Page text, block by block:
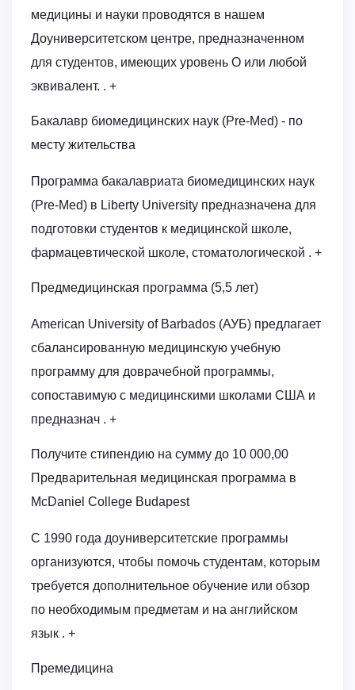
медицины и науки проводятся в нашем
Доуниверситетском центре, предназначенном
для студентов, имеющих уровень O или любой
эквивалент. . +
Бакалавр биомедицинских наук (Pre-Med) - по
месту жительства
Программа бакалавриата биомедицинских наук
(Pre-Med) в Liberty University предназначена для
подготовки студентов к медицинской школе,
фармацевтической школе, стоматологической . +
Предмедицинская программа (5,5 лет)
American University of Barbados (АУБ) предлагает
сбалансированную медицинскую учебную
программу для доврачебной программы,
сопоставимую с медицинскими школами США и
предназнач . +
Получите стипендию на сумму до 10 000,00
Предварительная медицинская программа в
McDaniel College Budapest
С 1990 года доуниверситетские программы
организуются, чтобы помочь студентам, которым
требуется дополнительное обучение или обзор
по необходимым предметам и на английском
язык . +
Премедицина